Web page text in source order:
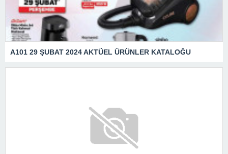
A101 29 ŞUBAT 2024 AKTÜEL ÜRÜNLER KATALOĞU